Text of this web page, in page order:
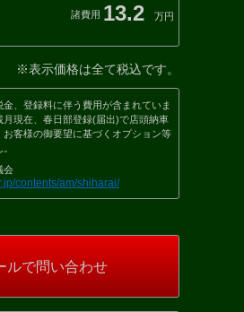
諸費用 13.2 万円
※表示価格は全て税込です。
、登録料に伴う費用が含まれていま
月現在、春日部登録(届出)で店頭納車
お客様の御要望に基づくオプション等
会
contents/am/shiharai/